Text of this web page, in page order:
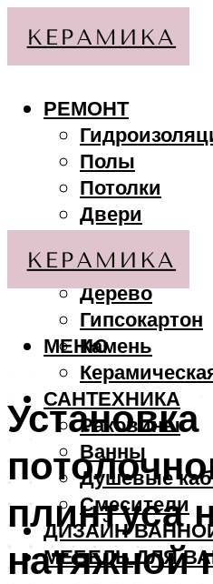
РЕМОНТ
Полы
Потолки
Двери
МАТЕРИАЛЫ
Дерево
Гипсокартон
Камень
САНТЕХНИКА
Раковины
Ванны
Душевые
Смесители
ДИЗАЙН
МЕБЕЛЬ ДЛЯ
МЕНЮ
Установка
плинтуса
натяжной